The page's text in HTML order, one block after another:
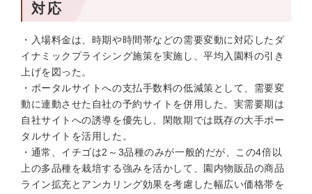
対応
・入場料金は、時期や時間帯などの需要変動に対応したダ
イナミックプライシング施策を実施し、平均入園料の引き
上げを図った。
・ポータルサイトへの支払手数料の低減策として、需要変
動に連動させた自社の予約サイトを併用した。実需要期は
自社サイトへの誘導を優先し、閑散期では既存の大手ポー
タルサイトを活用した。
・通常、イチゴは2～3品種のみが一般的だが、この4倍以
上の多品種を栽培する強みを活かして、園内物販品の商品
ライン拡充とアンカリング効果を考慮した幅広い価格帯を